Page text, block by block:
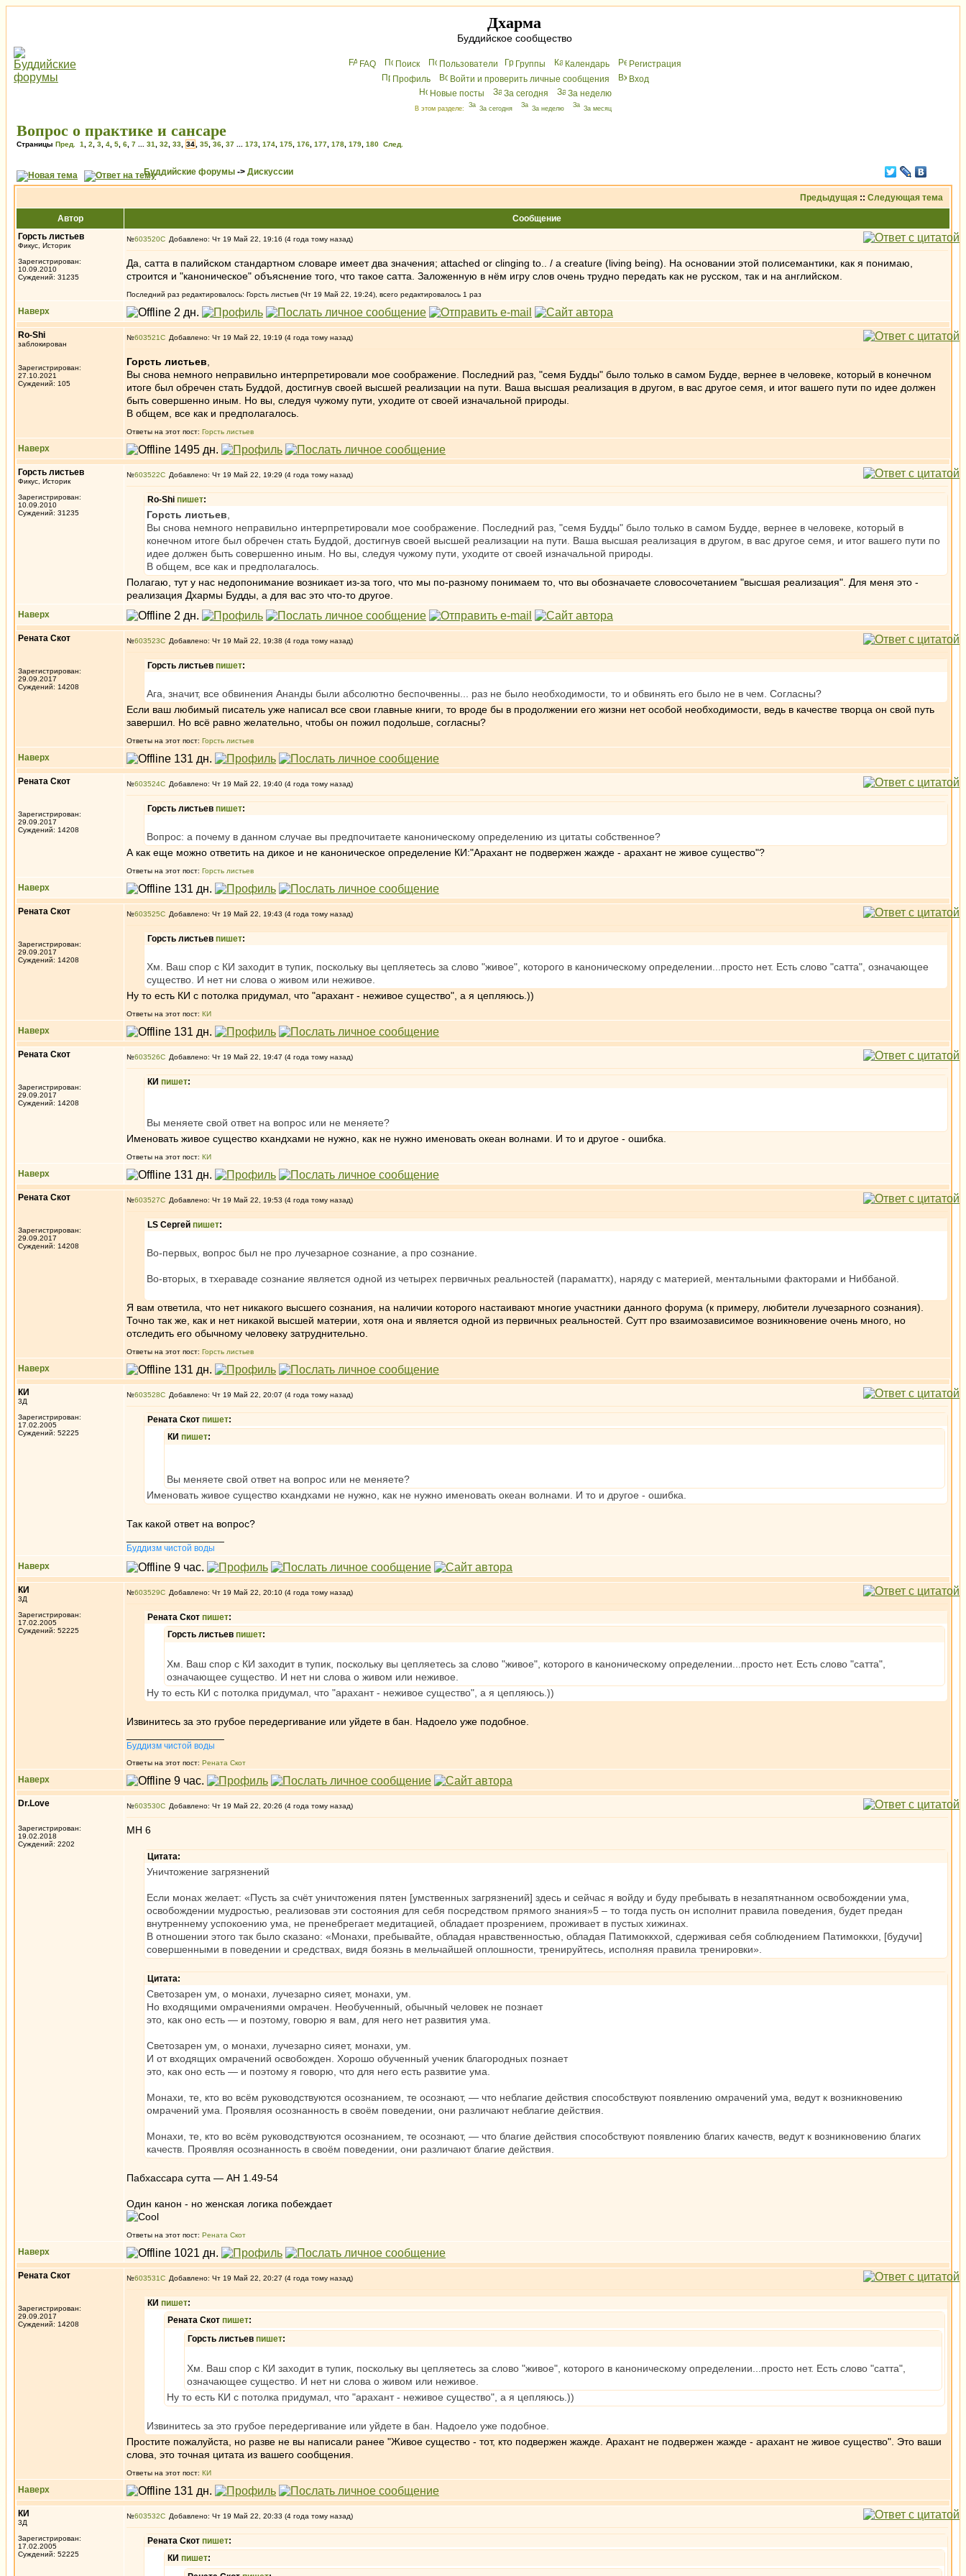
Дхарма
Буддийское сообщество
FAQ Поиск Пользователи Группы Календарь
Peгиcтрaция
Профиль
Войти и проверить личные сообщения
Вхoд
Новые посты
За сегодня За неделю
В этом разделе: За сегодня За неделю За месяц
Вопрос о практике и сансаре
Страницы Пред. 1 2 3 4 5 6 7 31 32 33 34 35 36 37 173 174 175 176 177 178 179 180 След.
Буддийские форумы -> Дискуссии
Предыдущая :: Следующая тема
Автор
Сообщение
Горсть листьев
Фикус, Историк
Зарегистрирован:
10.09.2010
Суждений: 31235
№603520 Добавлено: Чт 19 Май 22, 19:16 (4 года тому назад)
Да, сатта в палийском стандартном словаре имеет два значения; attached or clinging to.. / a creature (living being). На основании этой полисемантики, как я понимаю,
строится и "каноническое" объяснение того, что такое сатта. Заложенную в нём игру слов очень трудно передать как не русском, так и на английском.
Последний раз редактировалось: Горсть листьев (Чт 19 Май 22, 19:24), всего редактировалось 1 раз
Наверх
Ro-Shi
заблокирован
Зарегистрирован:
27.10.2021
Суждений: 105
№603521 Добавлено: Чт 19 Май 22, 19:19 (4 года тому назад)
Горсть листьев
Вы снова немного неправильно интерпретировали мое соображение. Последний раз, "семя Будды" было только в самом Будде, вернее в человеке, который в конечном
итоге был обречен стать Буддой, достигнув своей высшей реализации на пути. Ваша высшая реализация в другом, в вас другое семя, и итог вашего пути по идее должен
быть совершенно иным. Но вы, следуя чужому пути, уходите от своей изначальной природы.
В общем, все как и предполагалось.
Ответы на этот пост: Горсть листьев
Наверх
Горсть листьев
Фикус, Историк
Зарегистрирован:
10.09.2010
Суждений: 31235
№603522 Добавлено: Чт 19 Май 22, 19:29 (4 года тому назад)
Ro-Shi пишет:
Горсть листьев
Вы снова немного неправильно интерпретировали мое соображение. Последний раз, "семя Будды" было только в самом Будде, вернее в человеке, который в
конечном итоге был обречен стать Буддой, достигнув своей высшей реализации на пути. Ваша высшая реализация в другом, в вас другое семя, и итог вашего пути по
идее должен быть совершенно иным. Но вы, следуя чужому пути, уходите от своей изначальной природы.
В общем, все как и предполагалось.
Полагаю, тут у нас недопонимание возникает из-за того, что мы по-разному понимаем то, что вы обозначаете словосочетанием "высшая реализация". Для меня это -
реализация Дхармы Будды, а для вас это что-то другое.
Наверх
Рената Скот
Зарегистрирован:
29.09.2017
Суждений: 14208
№603523 Добавлено: Чт 19 Май 22, 19:38 (4 года тому назад)
Горсть листьев пишет:
Ага, значит, все обвинения Ананды были абсолютно беспочвенны... раз не было необходимости, то и обвинять его было не в чем. Согласны?
Если ваш любимый писатель уже написал все свои главные книги, то вроде бы в продолжении его жизни нет особой необходимости, ведь в качестве творца он свой путь
завершил. Но всё равно желательно, чтобы он пожил подольше, согласны?
Ответы на этот пост: Горсть листьев
Наверх
Рената Скот
Зарегистрирован:
29.09.2017
Суждений: 14208
№603524 Добавлено: Чт 19 Май 22, 19:40 (4 года тому назад)
Горсть листьев пишет:
Вопрос: а почему в данном случае вы предпочитаете каноническому определению из цитаты собственное?
А как еще можно ответить на дикое и не каноническое определение КИ:"Арахант не подвержен жажде - арахант не живое существо"?
Ответы на этот пост: Горсть листьев
Наверх
Рената Скот
Зарегистрирован:
29.09.2017
Суждений: 14208
№603525 Добавлено: Чт 19 Май 22, 19:43 (4 года тому назад)
Горсть листьев пишет:
Хм. Ваш спор с КИ заходит в тупик, поскольку вы цепляетесь за слово "живое", которого в каноническому определении...просто нет. Есть слово "сатта", означающее
существо. И нет ни слова о живом или неживое.
Ну то есть КИ с потолка придумал, что "арахант - неживое существо", а я цепляюсь.))
Ответы на этот пост: КИ
Наверх
Рената Скот
Зарегистрирован:
29.09.2017
Суждений: 14208
№603526 Добавлено: Чт 19 Май 22, 19:47 (4 года тому назад)
КИ пишет:
Вы меняете свой ответ на вопрос или не меняете?
Именовать живое существо кхандхами не нужно, как не нужно именовать океан волнами. И то и другое - ошибка.
Ответы на этот пост: КИ
Наверх
Рената Скот
Зарегистрирован:
29.09.2017
Суждений: 14208
№603527 Добавлено: Чт 19 Май 22, 19:53 (4 года тому назад)
LS Сергей пишет:
Во-первых, вопрос был не про лучезарное сознание, а про сознание.
Во-вторых, в тхераваде сознание является одной из четырех первичных реальностей (параматтх), наряду с материей, ментальными факторами и Ниббаной.
Я вам ответила, что нет никакого высшего сознания, на наличии которого настаивают многие участники данного форума (к примеру, любители лучезарного сознания).
Точно так же, как и нет никакой высшей материи, хотя она и является одной из первичных реальностей. Сутт про взаимозависимое возникновение очень много, но
отследить его обычному человеку затруднительно.
Ответы на этот пост: Горсть листьев
Наверх
КИ
3Д
Зарегистрирован:
17.02.2005
Суждений: 52225
№603528 Добавлено: Чт 19 Май 22, 20:07 (4 года тому назад)
Рената Скот пишет:
КИ пишет:
Вы меняете свой ответ на вопрос или не меняете?
Именовать живое существо кхандхами не нужно, как не нужно именовать океан волнами. И то и другое - ошибка.
Так какой ответ на вопрос?
Буддизм чистой воды
Наверх
КИ
3Д
Зарегистрирован:
17.02.2005
Суждений: 52225
№603529 Добавлено: Чт 19 Май 22, 20:10 (4 года тому назад)
Рената Скот пишет:
Горсть листьев пишет:
Хм. Ваш спор с КИ заходит в тупик, поскольку вы цепляетесь за слово "живое", которого в каноническому определении...просто нет. Есть слово "сатта",
означающее существо. И нет ни слова о живом или неживое.
Ну то есть КИ с потолка придумал, что "арахант - неживое существо", а я цепляюсь.))
Извинитесь за это грубое передергивание или уйдете в бан. Надоело уже подобное.
Буддизм чистой воды
Ответы на этот пост: Рената Скот
Наверх
Dr.Love
Зарегистрирован:
19.02.2018
Суждений: 2202
№603530 Добавлено: Чт 19 Май 22, 20:26 (4 года тому назад)
МН 6
Цитата:
Уничтожение загрязнений
Если монах желает: «Пусть за счёт уничтожения пятен [умственных загрязнений] здесь и сейчас я войду и буду пребывать в незапятнанном освобождении ума,
освобождении мудростью, реализовав эти состояния для себя посредством прямого знания»5 – то тогда пусть он исполнит правила поведения, будет предан
внутреннему успокоению ума, не пренебрегает медитацией, обладает прозрением, проживает в пустых хижинах.
В отношении этого так было сказано: «Монахи, пребывайте, обладая нравственностью, обладая Патимоккхой, сдерживая себя соблюдением Патимоккхи, [будучи]
совершенными в поведении и средствах, видя боязнь в мельчайшей оплошности, тренируйтесь, исполняя правила тренировки».
Цитата:
Светозарен ум, о монахи, лучезарно сияет, монахи, ум.
Но входящими омрачениями омрачен. Необученный, обычный человек не познает
это, как оно есть — и поэтому, говорю я вам, для него нет развития ума.
Светозарен ум, о монахи, лучезарно сияет, монахи, ум.
И от входящих омрачений освобожден. Хорошо обученный ученик благородных познает
это, как оно есть — и поэтому я говорю, что для него есть развитие ума.
Монахи, те, кто во всём руководствуются осознанием, те осознают, — что неблагие действия способствуют появлению омрачений ума, ведут к возникновению
омрачений ума. Проявляя осознанность в своём поведении, они различают неблагие действия.
Монахи, те, кто во всём руководствуются осознанием, те осознают, — что благие действия способствуют появлению благих качеств, ведут к возникновению благих
качеств. Проявляя осознанность в своём поведении, они различают благие действия.
Пабхассара сутта — АН 1.49-54
Один канон - но женская логика побеждает
Ответы на этот пост: Рената Скот
Наверх
Рената Скот
Зарегистрирован:
29.09.2017
Суждений: 14208
№603531 Добавлено: Чт 19 Май 22, 20:27 (4 года тому назад)
КИ пишет:
Рената Скот пишет:
Горсть листьев пишет:
Хм. Ваш спор с КИ заходит в тупик, поскольку вы цепляетесь за слово "живое", которого в каноническому определении...просто нет. Есть слово "сатта",
означающее существо. И нет ни слова о живом или неживое.
Ну то есть КИ с потолка придумал, что "арахант - неживое существо", а я цепляюсь.))
Извинитесь за это грубое передергивание или уйдете в бан. Надоело уже подобное.
Простите пожалуйста, но разве не вы написали ранее "Живое существо - тот, кто подвержен жажде. Арахант не подвержен жажде - арахант не живое существо". Это ваши
слова, это точная цитата из вашего сообщения.
Ответы на этот пост: КИ
Наверх
КИ
3Д
Зарегистрирован:
17.02.2005
Суждений: 52225
№603532 Добавлено: Чт 19 Май 22, 20:33 (4 года тому назад)
Рената Скот пишет:
КИ пишет: